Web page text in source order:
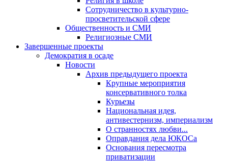
Сотрудничество в культурно-
просветительской сфере
Общественность и СМИ
Религиозные СМИ
Завершенные проекты
Демократия в осаде
Новости
Архив предыдущего проекта
Крупные мероприятия
консервативного толка
Курьезы
Национальная идея,
антивестернизм, империализм
О странностях любви...
Оправдания дела ЮКОСа
Основания пересмотра
приватизации